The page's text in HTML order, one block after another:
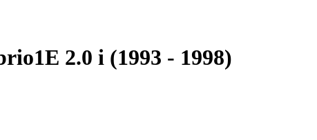
2.0 i (1993 - 1998)